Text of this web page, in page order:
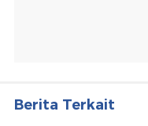
Berita Terkait